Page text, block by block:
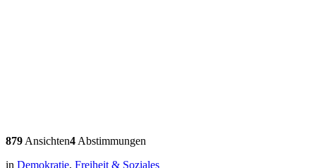
879 Ansichten4 Abstimmungen
in Demokratie, Freiheit & Soziales